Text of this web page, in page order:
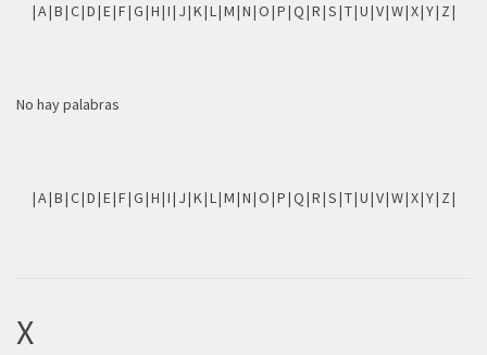
|A|B|C|D|E|F|G|H|I| J|K|L|M|N|O|P|Q|R|S|T|U|V|W|X|Y| Z|
No hay palabras
|A|B|C|D|E|F|G|H|I| J|K|L|M|N|O|P|Q|R|S|T|U|V|W|X|Y| Z|
X